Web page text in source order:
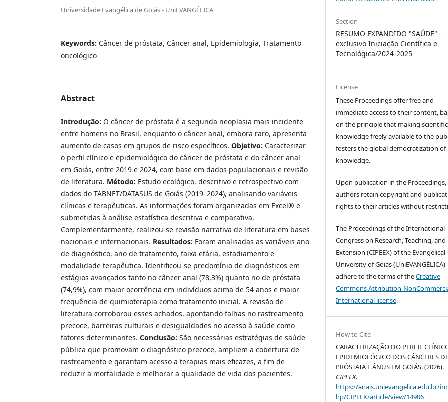
Universidade Evangélica de Goiás - UniEVANGÉLICA
Keywords: Câncer de próstata, Câncer anal, Epidemiologia, Tratamento
oncológico
Abstract
Introdução: O câncer de próstata é a segunda neoplasia mais incidente
entre homens no Brasil, enquanto o câncer anal, embora raro, apresenta
aumento de casos em grupos de risco específicos. Objetivo: Caracterizar
o perfil clínico e epidemiológico do câncer de próstata e do câncer anal
em Goiás, entre 2019 e 2024, com base em dados populacionais e revisão
de literatura. Método: Estudo ecológico, descritivo e retrospectivo com
dados do TABNET/DATASUS de Goiás (2019–2024), analisando variáveis
clínicas e terapêuticas. As informações foram organizadas em Excel® e
submetidas à análise estatística descritiva e comparativa.
Complementarmente, realizou-se revisão narrativa de literatura em bases
nacionais e internacionais. Resultados: Foram analisadas as variáveis ano
de diagnóstico, ano de tratamento, faixa etária, estadiamento e
modalidade terapêutica. Identificou-se predomínio de diagnósticos em
estágios avançados tanto no câncer anal (78,3%) quanto no de próstata
(74,9%), com maior ocorrência em indivíduos acima de 54 anos e maior
frequência de quimioterapia como tratamento inicial. A revisão de
literatura corroborou esses achados, apontando falhas no rastreamento
precoce, barreiras culturais e desigualdades no acesso à saúde como
fatores determinantes. Conclusão: São necessárias estratégias de saúde
pública que promovam o diagnóstico precoce, ampliem a cobertura de
rastreamento e garantam acesso a terapias mais eficazes, a fim de
reduzir a mortalidade e melhorar a qualidade de vida dos pacientes.
Section
RESUMO EXPANDIDO "SAÚDE" -
exclusivo Iniciação Científica e
Tecnológica/2024-2025
License
These Proceedings offer free and
immediate access to their content,
on the principle that making scientific
knowledge freely available to the
fosters the global democratization of
knowledge.
Upon publication in the Proceedings,
authors retain copyright and
rights to their articles without
The Proceedings of the International
Congress on Research, Teaching, and
Extension (CIPEEX) of the Evangelical
University of Goiás (UniEVANGÉLICA)
adhere to the terms of theCreative
Commons Attribution-
International license.
How to Cite
CARACTERIZAÇÃO DO PERFIL
EPIDEMIOLÓGICO DOS CÂNCERES
PRÓSTATA E ÂNUS EM GOIÁS. (2026).
CIPEEX.
https://anais.unievangelica.edu.br/
hp/CIPEEX/article/view/14906